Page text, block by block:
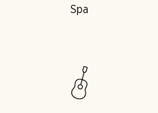
Spa